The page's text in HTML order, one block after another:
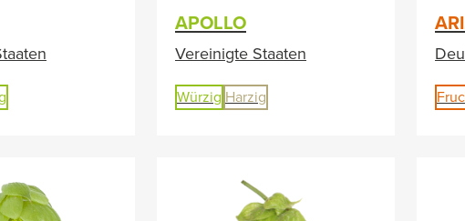
APOLLO
Vereinigte Staaten
Würzig Harzig